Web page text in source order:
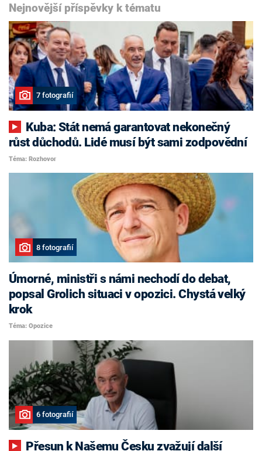
Nejnovější příspěvky k tématu
7 fotografií
růst důchodů. Lidé musí být sami zodpovědní
Téma: Rozhovor
8 fotografií
Úmorné, ministři s námi nechodí do debat,
popsal Grolich situaci v opozici. Chystá velký
krok
Téma: Opozice
6 fotografií